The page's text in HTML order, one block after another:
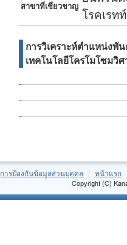
สาขาที่เชี่ยวชาญ
โรคเรทท์
การวิเคราะห์ตำแหน่งพั
เทคโนโลยีโครโมโซมวิ
การป้องกันข้อมูลส่วนบุคคล หน้าแรก